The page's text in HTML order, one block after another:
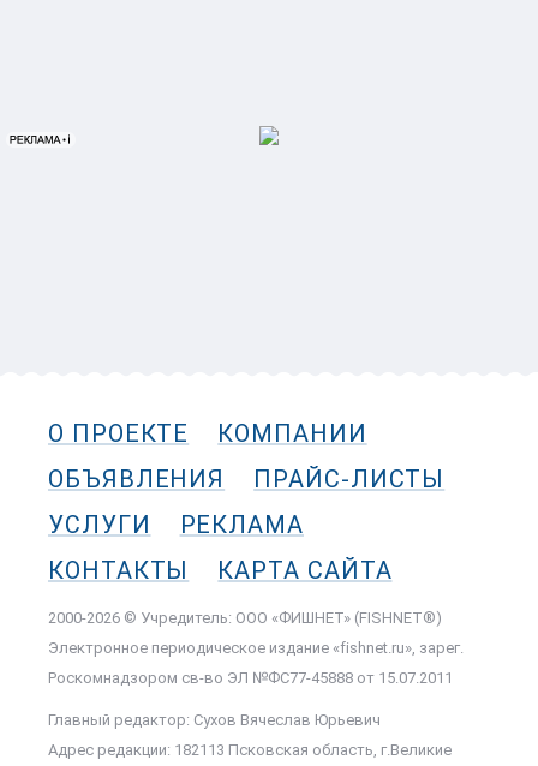
О ПРОЕКТЕ
КОМПАНИИ
ОБЪЯВЛЕНИЯ
ПРАЙС-ЛИСТЫ
УСЛУГИ
РЕКЛАМА
КОНТАКТЫ
КАРТА САЙТА
2000-2026 © Учредитель: ООО «ФИШНЕТ» (FISHNET®)
Электронное периодическое издание «fishnet.ru», зарег.
Роскомнадзором cв-во ЭЛ №ФС77-45888 от 15.07.2011
Главный редактор: Сухов Вячеслав Юрьевич
Адрес редакции: 182113 Псковская область, г.Великие